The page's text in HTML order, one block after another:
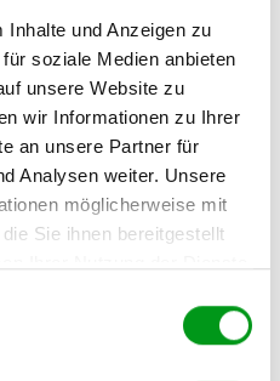
und Anzeigen zu
soziale Medien anbieten
unsere Website zu
wir Informationen zu Ihrer
an unsere Partner für
Analysen weiter. Unsere
möglicherweise mit
Sie ihnen bereitgestellt
MÖGLICHER NACHTEIL
Fokus liegt stark auf
Optik, die
Kommunikation ist oft
oberflächlicher.
Zeit oder Geld investieren